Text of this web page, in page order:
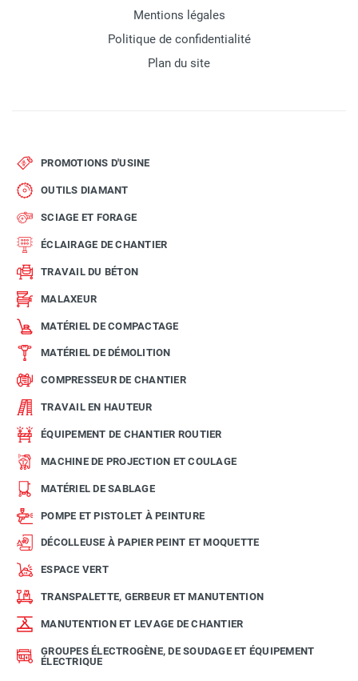
Mentions légales
Politique de confidentialité
Plan du site
PROMOTIONS D'USINE
OUTILS DIAMANT
SCIAGE ET FORAGE
ÉCLAIRAGE DE CHANTIER
TRAVAIL DU BÉTON
MALAXEUR
MATÉRIEL DE COMPACTAGE
MATÉRIEL DE DÉMOLITION
COMPRESSEUR DE CHANTIER
TRAVAIL EN HAUTEUR
ÉQUIPEMENT DE CHANTIER ROUTIER
MACHINE DE PROJECTION ET COULAGE
MATÉRIEL DE SABLAGE
POMPE ET PISTOLET À PEINTURE
DÉCOLLEUSE À PAPIER PEINT ET MOQUETTE
ESPACE VERT
TRANSPALETTE, GERBEUR ET MANUTENTION
MANUTENTION ET LEVAGE DE CHANTIER
GROUPES ÉLECTROGÈNE, DE SOUDAGE ET ÉQUIPEMENT
ÉLECTRIQUE